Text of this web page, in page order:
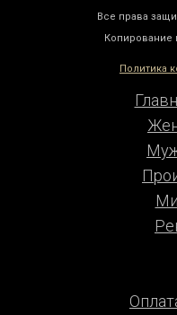
Все права
Копирование
Политика